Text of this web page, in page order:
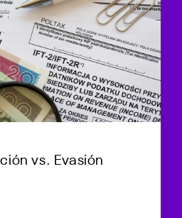
vs. Evasión